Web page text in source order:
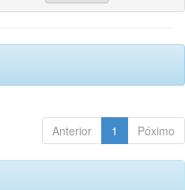
Anterior 1 Póximo